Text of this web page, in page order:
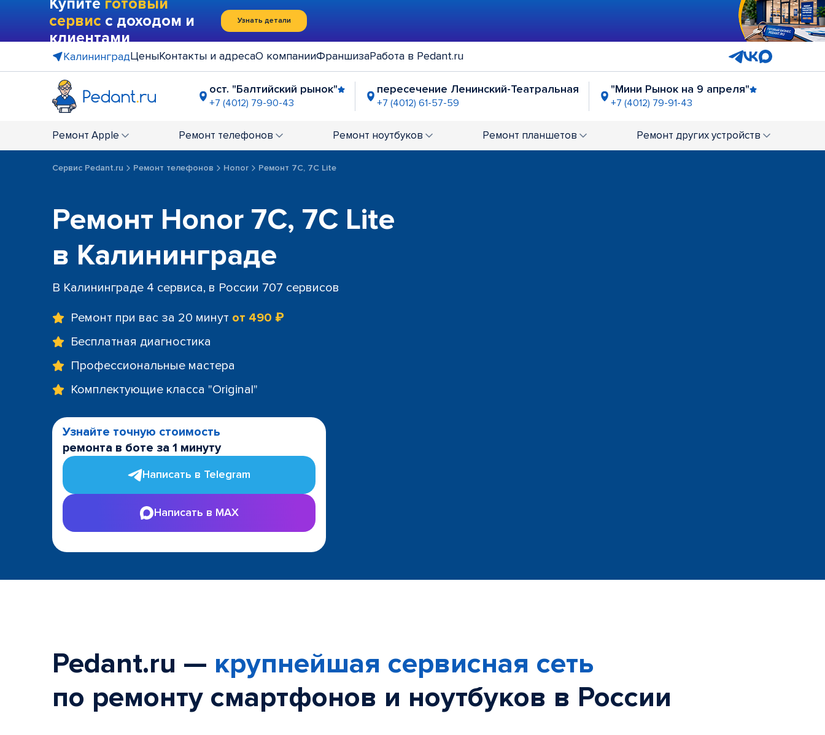
Купите готовый
сервис с доходом и
клиентами
Узнать детали
КалининградЦеныКонтакты и адресаО компанииФраншизаРабота в Pedant.ru
ост. "Балтийский рынок"
+7 (4012) 79-90-43
пересечение Ленинский-Театральная
+7 (4012) 61-57-59
"Мини Рынок на 9 апреля"
+7 (4012) 79-91-43
+7 (4012) 61-58-10
Ремонт Apple Ремонт телефонов Ремонт ноутбуков Ремонт планшетов Ремонт других устройств
Сервис Pedant.ru Ремонт телефонов Honor Ремонт 7C, 7C Lite
Ремонт Honor 7C, 7C Lite
в Калининграде
В Калининграде 4 сервиса, в России 707 сервисов
Ремонт при вас за 20 минут от 490 ₽
Бесплатная диагностика
Профессиональные мастера
Комплектующие класса "Original"
Узнайте точную стоимость
ремонта в боте за 1 минуту
Написать в Telegram
Написать в MAX
Pedant.ru — крупнейшая сервисная сеть
по ремонту смартфонов и ноутбуков в России